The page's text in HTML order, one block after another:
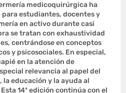
medicoquirúrgica ha
estudiantes, docentes y
en activo durante casi
se tratan con exhaustividad
centrándose en conceptos
y psicosociales. En especial,
en la atención de
relevancia al papel del
educación y la ayuda al
14ª edición continúa con el